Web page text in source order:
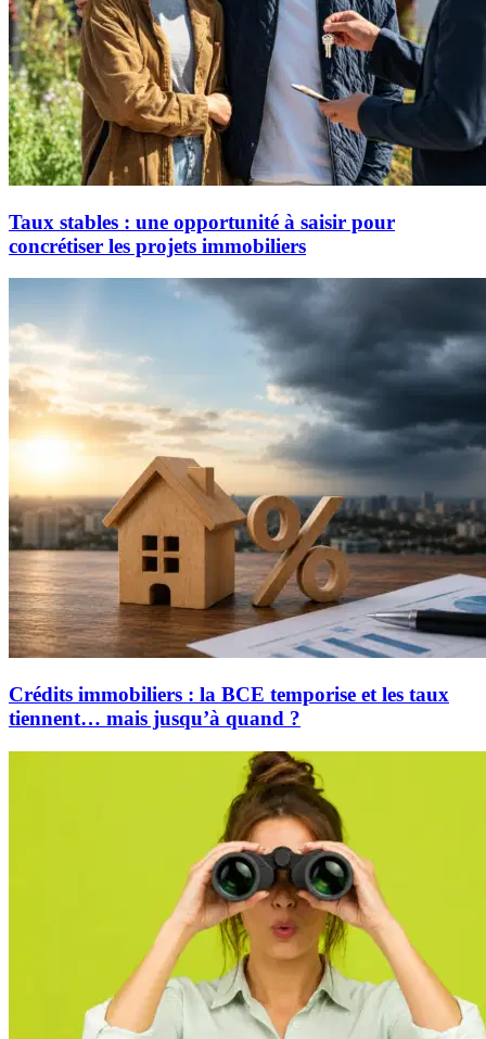
Taux stables : une opportunité à saisir pour
concrétiser les projets immobiliers
Crédits immobiliers : la BCE temporise et les taux
tiennent… mais jusqu’à quand ?